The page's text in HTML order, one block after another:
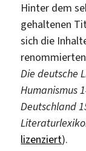
Hinter dem
gehaltenen
sich die
Die deutsche
Humanismus
Deutschland
lizenziert).